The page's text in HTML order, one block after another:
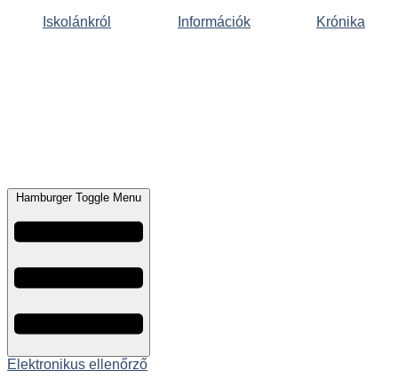
Iskolánkról Információk Krónika
Hamburger Toggle Menu
Elektronikus ellenőrző